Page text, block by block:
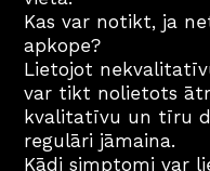
Kas var notikt, ja
apkope?
Lietojot
var tikt nolietots
kvalitatīvu un tīru
regulāri jāmaina.
Kādi simptomi var